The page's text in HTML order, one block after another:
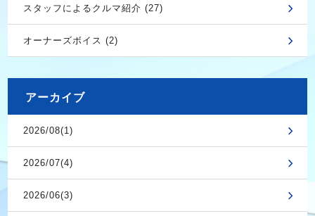
スタッフによるクルマ紹介 (27)
オーナーズボイス (2)
アーカイブ
2026/08(1)
2026/07(4)
2026/06(3)